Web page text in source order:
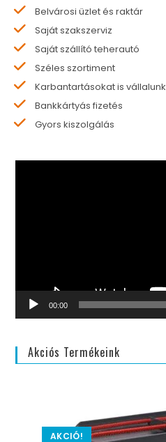
Belvárosi üzlet és raktár
Saját szakszerviz
Saját szállító teherautó
Széles szortiment
Karbantartásokat is vállalunk
Bankkártyás fizetés
Gyors kiszolgálás
00:00
Akciós Termékeink
AKCIÓ!